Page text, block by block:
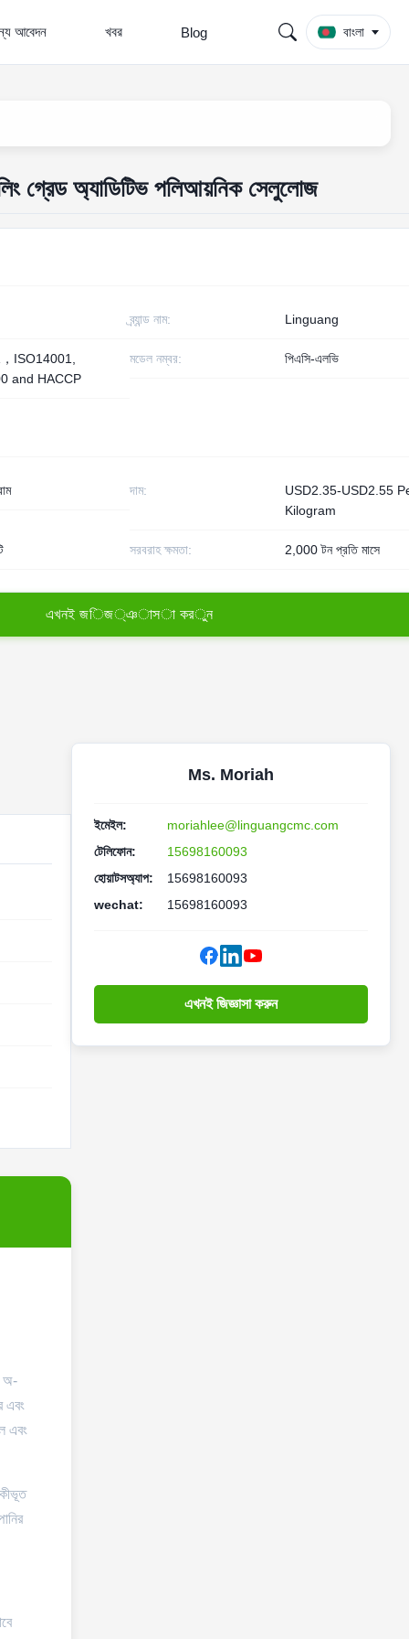
আবেদন খবর Blog বাংলা
গ্রেড অ্যাডিটিভ পলিআয়নিক সেলুলোজ
ব্র্যান্ড নাম: Linguang
ISO14001,
and HACCP
মডেল নম্বর: পিএসি-এলভি
দাম:
USD2.35-USD2.55
Kilogram
সরবরাহ ক্ষমতা: 2,000 টন প্রতি মাসে
এখনই জিজ্ঞাসা করুন
অ-
এবং
এবং
Ms. Moriah
ইমেইল:
moriahlee@linguangcmc.com
টেলিফোন:
15698160093
হোয়াটসঅ্যাপ:
15698160093
wechat:
15698160093
এখনই জিজ্ঞাসা করুন